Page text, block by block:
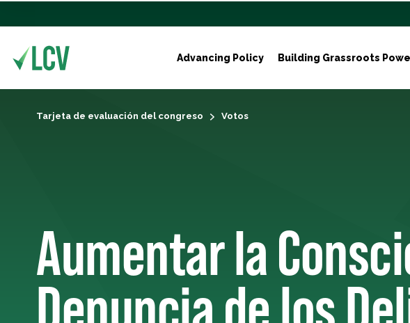
Advancing Policy Building Grassroots
Tarjeta de evaluación del congreso Votos
Aumentar la